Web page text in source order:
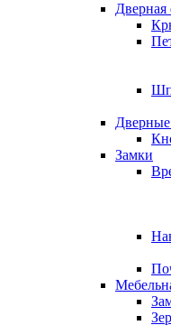
Дверная
Замки